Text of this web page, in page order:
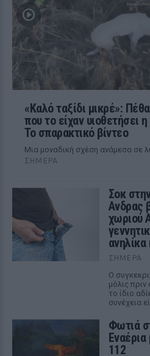
«Καλό ταξίδι μικρέ»:
που το είχαν υιοθετήσει
Το σπαρακτικό βίντεο
Μια μοναδική σχέση ανάμεσα σε
ΣΉΜΕΡΑ
Σοκ
Ανδρας
χωριού
ανηλίκα
ΣΉΜΕΡΑ
Ο
μόλις
το ίδιο
συνέχεια
Φωτιά
112